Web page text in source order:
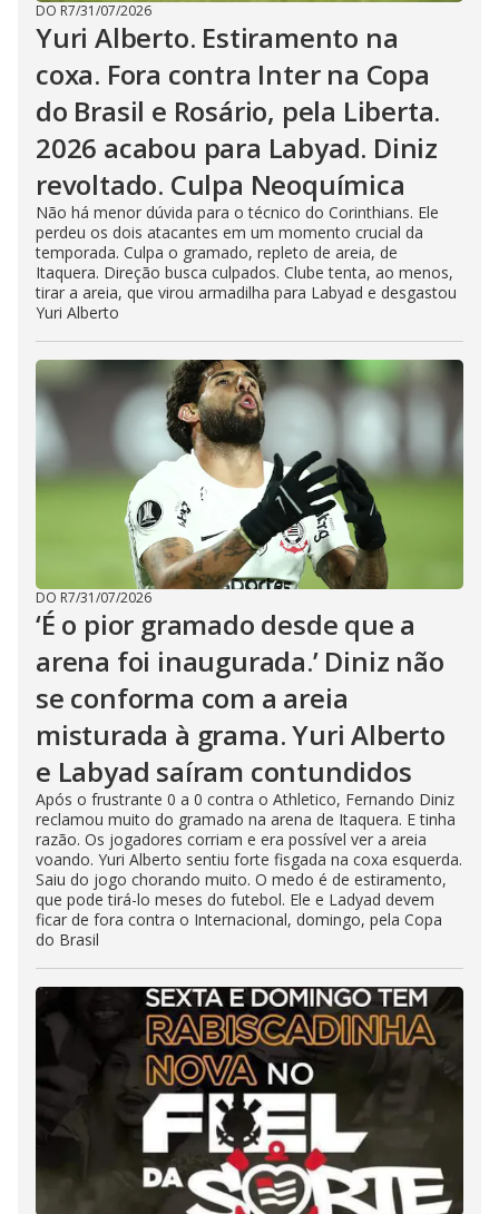
DO R7/31/07/2026
Yuri Alberto. Estiramento na
coxa. Fora contra Inter na Copa
do Brasil e Rosário, pela Liberta.
2026 acabou para Labyad. Diniz
revoltado. Culpa Neoquímica
Não há menor dúvida para o técnico do Corinthians. Ele
perdeu os dois atacantes em um momento crucial da
temporada. Culpa o gramado, repleto de areia, de
Itaquera. Direção busca culpados. Clube tenta, ao menos,
tirar a areia, que virou armadilha para Labyad e desgastou
Yuri Alberto
DO R7/31/07/2026
‘É o pior gramado desde que a
arena foi inaugurada.’ Diniz não
se conforma com a areia
misturada à grama. Yuri Alberto
e Labyad saíram contundidos
Após o frustrante 0 a 0 contra o Athletico, Fernando Diniz
reclamou muito do gramado na arena de Itaquera. E tinha
razão. Os jogadores corriam e era possível ver a areia
voando. Yuri Alberto sentiu forte fisgada na coxa esquerda.
Saiu do jogo chorando muito. O medo é de estiramento,
que pode tirá-lo meses do futebol. Ele e Ladyad devem
ficar de fora contra o Internacional, domingo, pela Copa
do Brasil